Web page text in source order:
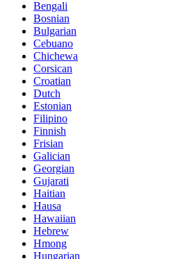
Bengali
Bosnian
Bulgarian
Cebuano
Chichewa
Corsican
Croatian
Dutch
Estonian
Filipino
Finnish
Frisian
Galician
Georgian
Gujarati
Haitian
Hausa
Hawaiian
Hebrew
Hmong
Hungarian